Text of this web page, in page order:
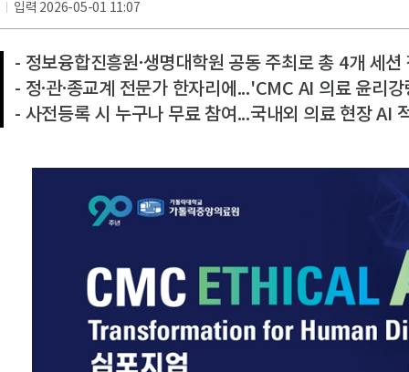
입력 2026-05-01 11:07
- 정보융합진흥원·생명대학원 공동 주최로 총 4개 세션
- 정·관·종교계 전문가 한자리에...'CMC AI 의료 윤리
- 사전등록 시 누구나 무료 참여...국내외 의료 현장 AI